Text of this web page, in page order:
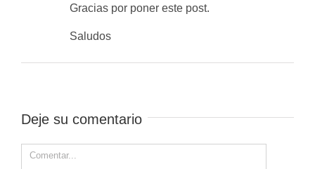
Gracias por poner este post.
Saludos
Deje su comentario
Comment